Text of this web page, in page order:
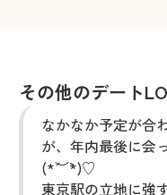
その他のデート
なかなか予定が合
が、年内最後に会
(*´︶`*)♡
東京駅の立地に強